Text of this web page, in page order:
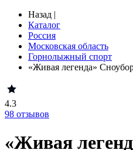
Назад |
Каталог
Россия
Московская область
Горнолыжный спорт
«Живая легенда»
4.3
98 отзывов
«Живая